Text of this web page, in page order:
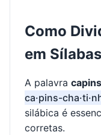
Como
em Sílabas
A palavra
ca·pins-
silábica é
corretas.